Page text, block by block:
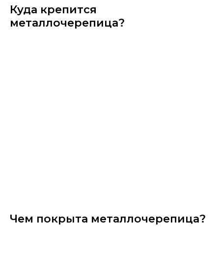
Куда крепится
металлочерепица?
Чем покрыта металлочерепица?